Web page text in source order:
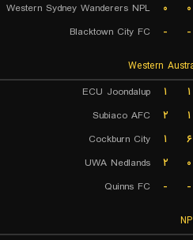
۰ ۰
Western Sydney Wanderers NPL
-
-
Blacktown City FC
۱ ۱
ECU Joondalup
۱ ۲
Subiaco AFC
۶ ۱
Cockburn City
۰ ۲
UWA Nedlands
-
-
Quinns FC